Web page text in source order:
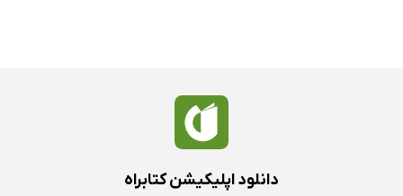
دانلود اپلیکیشن کتابراه